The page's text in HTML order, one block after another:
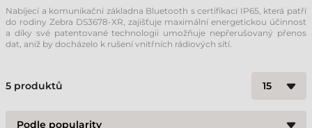
Nabíjecí a komunikační základna Bluetooth s certifikací IP65, která patří
do rodiny Zebra DS3678-XR, zajišťuje maximální energetickou účinnost
a díky své patentované technologii umožňuje nepřerušovaný přenos
dat, aniž by docházelo k rušení vnitřních rádiových sítí.
5 produktů